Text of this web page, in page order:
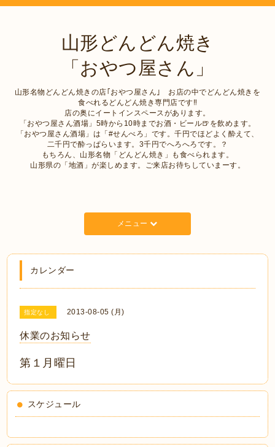
山形どんどん焼き
「おやつ屋さん」
山形名物どんどん焼きの店｢おやつ屋さん｣ お店の中でどんどん焼きを
食べれるどんどん焼き専門店です‼︎
店の奥にイートインスペースがあります。
「おやつ屋さん酒場」5時から10時までお酒・ビール🍺を飲めます。
「おやつ屋さん酒場」は「#せんべろ」です。千円でほどよく酔えて、
二千円で酔っぱらいます。3千円でへろへろです。？
もちろん、山形名物「どんどん焼き」も食べられます。
山形県の「地酒」が楽しめます。ご来店お待ちしていまーす。
メニュー
カレンダー
指定なし 2013-08-05 (月)
休業のお知らせ
第１月曜日
スケジュール